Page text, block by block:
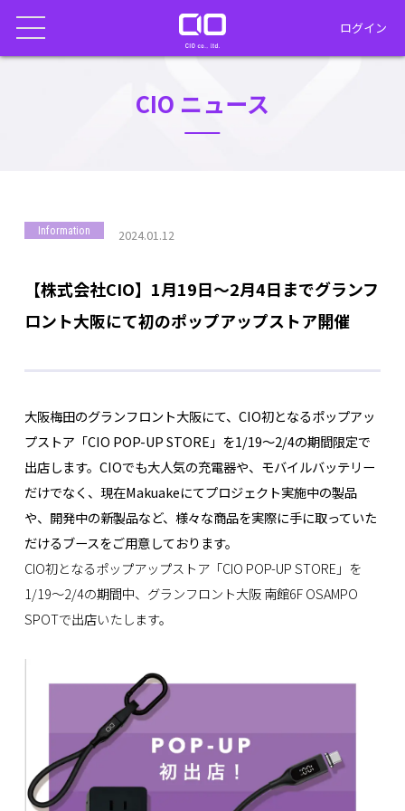
ログイン
CIO ニュース
Information 2024.01.12
【株式会社CIO】1月19日～2月4日までグランフ
ロント大阪にて初のポップアップストア開催
大阪梅田のグランフロント大阪にて、CIO初となるポップアッ
プストア「CIO POP-UP STORE」を1/19～2/4の期間限定で
出店します。CIOでも大人気の充電器や、モバイルバッテリー
だけでなく、現在Makuakeにてプロジェクト実施中の製品
や、開発中の新製品など、様々な商品を実際に手に取っていた
だけるブースをご用意しております。
CIO初となるポップアップストア「CIO POP-UP STORE」を
1/19～2/4の期間中、グランフロント大阪 南館6F OSAMPO
SPOTで出店いたします。